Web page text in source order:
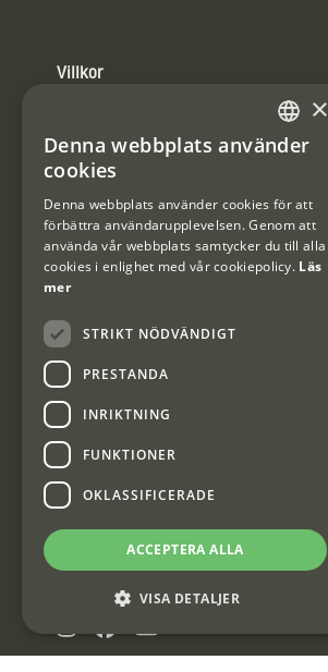
Villkor
Användarvillkor
#Interjaktfamily
Kundklubb
Information om kundklubben.
Interjakt SE
Interjakt Sweden AB, Årjäng
SWEDISH
×
Denna webbplats använder
cookies
Denna webbplats använder cookies för att
förbättra användarupplevelsen. Genom att
använda vår webbplats samtycker du till alla
cookies i enlighet med vår cookiepolicy. Läs
mer
STRIKT NÖDVÄNDIGT
PRESTANDA
INRIKTNING
FUNKTIONER
OKLASSIFICERADE
ACCEPTERA ALLA
VISA DETALJER